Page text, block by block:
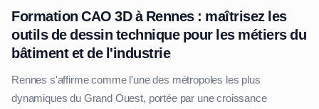
Formation CAO 3D à Rennes : maîtrisez les
outils de dessin technique pour les métiers du
bâtiment et de l'industrie
Rennes s'affirme comme l'une des métropoles les plus
dynamiques du Grand Ouest, portée par une croissance